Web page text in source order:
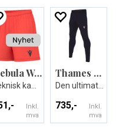
Nebula Woman Shorts
Inkl.
mva
Thames Hero Pant
Den ultimate treningsbuksen - Unisex
735,-
Inkl.
mva